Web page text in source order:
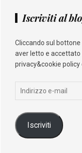
Iscriviti al
Cliccando sul
aver letto e accettato
privacy&cookie policy
Indirizzo
Iscriviti